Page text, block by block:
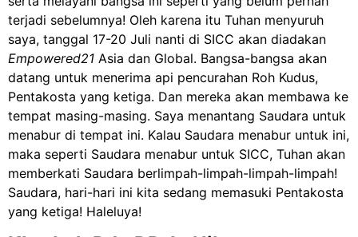
terjadi sebelumnya! Oleh karena itu Tuhan menyuruh
saya, tanggal 17-20 Juli nanti di SICC akan diadakan
Empowered21 Asia dan Global. Bangsa-bangsa akan
datang untuk menerima api pencurahan Roh Kudus,
Pentakosta yang ketiga. Dan mereka akan membawa ke
tempat masing-masing. Saya menantang Saudara untuk
menabur di tempat ini. Kalau Saudara menabur untuk ini,
maka seperti Saudara menabur untuk SICC, Tuhan akan
memberkati Saudara berlimpah-limpah-limpah-limpah!
Saudara, hari-hari ini kita sedang memasuki Pentakosta
yang ketiga! Haleluya!